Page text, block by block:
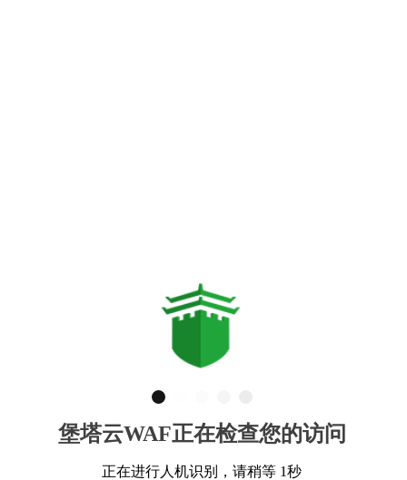
堡塔云WAF正在检查您的访问
正在进行人机识别，请稍等 1秒